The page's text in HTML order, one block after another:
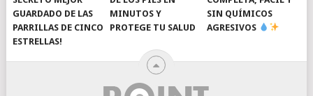
GUARDADO DE LAS
PARRILLAS DE CINCO
ESTRELLAS!
MINUTOS Y
PROTEGE TU SALUD
SIN QUÍMICOS
AGRESIVOS